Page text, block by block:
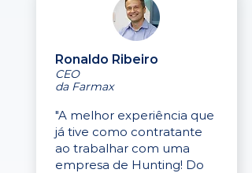
Ronaldo Ribeiro
CEO
da Farmax
"A melhor experiência que
já tive como contratante
ao trabalhar com uma
empresa de Hunting! Do